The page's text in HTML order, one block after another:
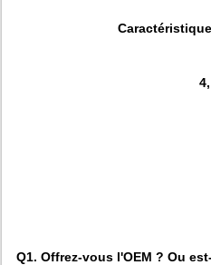
Q1. Offrez-vous l'OEM ? Ou